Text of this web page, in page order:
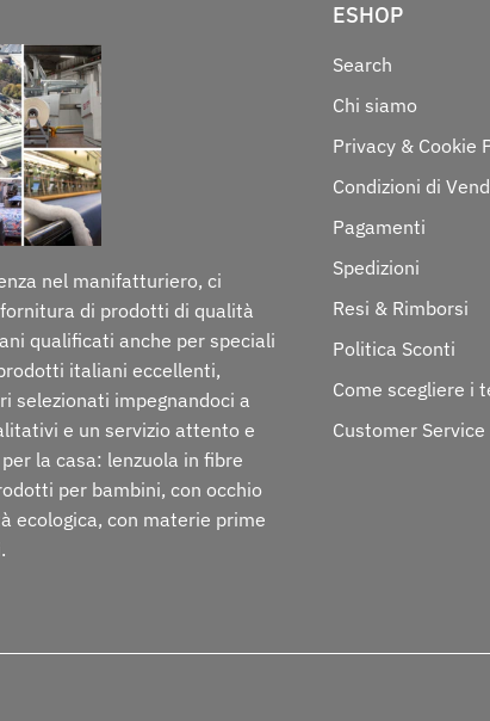
nel manifatturiero, ci
di prodotti di qualità
qualificati anche per speciali
italiani eccellenti,
selezionati impegnandoci a
e un servizio attento e
la casa: lenzuola in fibre
per bambini, con occhio
ecologica, con materie prime
ESHOP
Search
Chi siamo
Privacy & Cookie
Condizioni di
Pagamenti
Spedizioni
Resi & Rimborsi
Politica Sconti
Come scegliere i
Customer Service